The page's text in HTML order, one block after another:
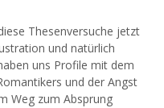
3
Thesenversuche jetzt
und natürlich
uns Profile mit dem
und der Angst
Weg zum Absprung